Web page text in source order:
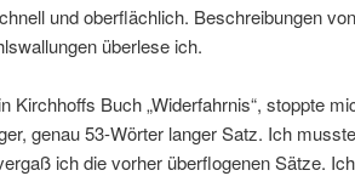
und oberflächlich. Beschreibungen
überlese ich.
Kirchhoffs Buch „Widerfahrnis“, stoppte
genau 53-Wörter langer Satz. Ich
ich die vorher überflogenen Sätze.